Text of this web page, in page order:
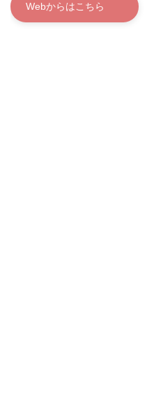
Webからはこちら